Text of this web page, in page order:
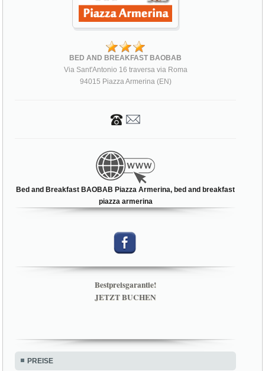
BED AND BREAKFAST BAOBAB
Via Sant'Antonio 16 traversa via Roma
94015 Piazza Armerina (EN)
Bed and Breakfast BAOBAB Piazza Armerina, bed and breakfast
piazza armerina
Bestpreisgarantie!
JETZT BUCHEN
PREISE